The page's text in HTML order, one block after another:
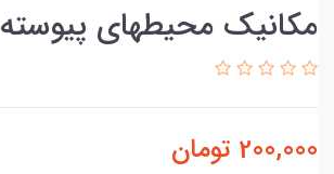
مکانیک محیطهای پیوسته
200,000 تومان